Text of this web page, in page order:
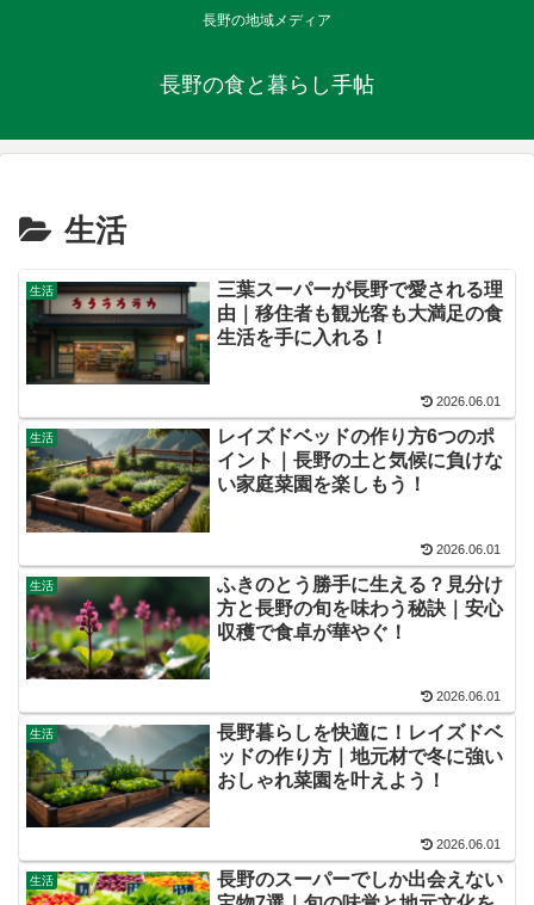
長野の地域メディア
長野の食と暮らし手帖
生活
生活
三葉スーパーが長野で愛される理
由｜移住者も観光客も大満足の食
生活を手に入れる！
2026.06.01
生活
レイズドベッドの作り方6つのポ
イント｜長野の土と気候に負けな
い家庭菜園を楽しもう！
2026.06.01
生活
ふきのとう勝手に生える？見分け
方と長野の旬を味わう秘訣｜安心
収穫で食卓が華やぐ！
2026.06.01
生活
長野暮らしを快適に！レイズドベ
ッドの作り方｜地元材で冬に強い
おしゃれ菜園を叶えよう！
2026.06.01
生活
長野のスーパーでしか出会えない